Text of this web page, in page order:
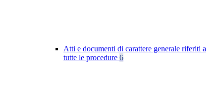
Atti e documenti di carattere generale riferiti a
tutte le procedure 6